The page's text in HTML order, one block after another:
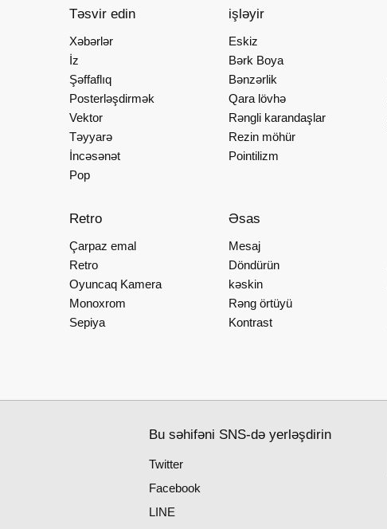
Təsvir edin
Xəbərlər
İz
Şəffaflıq
Posterləşdirmək
Vektor
Təyyarə
İncəsənət
Pop
işləyir
Eskiz
Bərk Boya
Bənzərlik
Qara lövhə
Rəngli karandaşlar
Rezin möhür
Pointilizm
Retro
Çarpaz emal
Retro
Oyuncaq Kamera
Monoxrom
Sepiya
Əsas
Mesaj
Döndürün
kəskin
Rəng örtüyü
Kontrast
Bu səhifəni SNS-də yerləşdirin
Twitter
Facebook
LINE